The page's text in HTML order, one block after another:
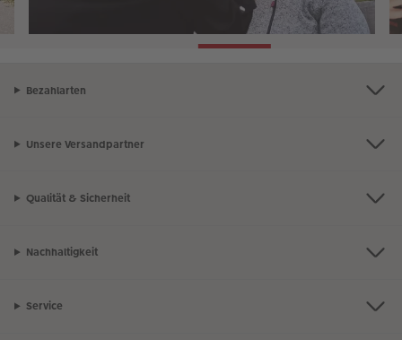
Bezahlarten
Unsere Versandpartner
Qualität & Sicherheit
Nachhaltigkeit
Service